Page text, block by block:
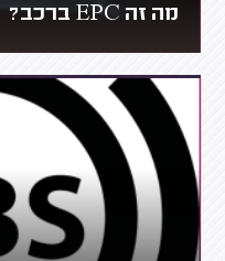
מה זה EPC ברכב?